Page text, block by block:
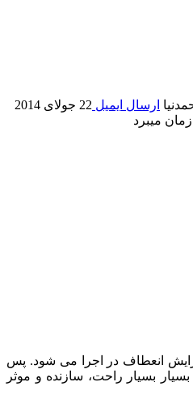
ارسال ایمیل 22 جولای 2014
انعطاف در اجرا می شود. پس
بسیار راحت، سازنده و موثر